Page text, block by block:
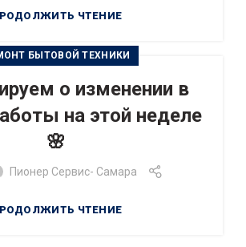
ЧТЕНИЕ
БЫТОВОЙ ТЕХНИКИ
о изменении в
на этой неделе
🌸
Пионер Сервис- Самара
ЧТЕНИЕ